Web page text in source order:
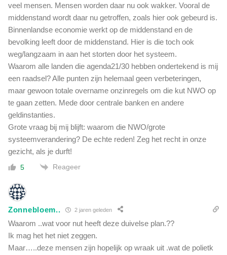
veel mensen. Mensen worden daar nu ook wakker. Vooral de
middenstand wordt daar nu getroffen, zoals hier ook gebeurd is.
Binnenlandse economie werkt op de middenstand en de
bevolking leeft door de middenstand. Hier is die toch ook
weg/langzaam in aan het storten door het systeem.
Waarom alle landen die agenda21/30 hebben ondertekend is mij
een raadsel? Alle punten zijn helemaal geen verbeteringen,
maar gewoon totale overname onzinregels om die kut NWO op
te gaan zetten. Mede door centrale banken en andere
geldinstanties.
Grote vraag bij mij blijft: waarom die NWO/grote
systeemverandering? De echte reden! Zeg het recht in onze
gezicht, als je durft!
5 Reageer
Zonnebloem.. 2 jaren geleden
Waarom ..wat voor nut heeft deze duivelse plan.??
Ik mag het het niet zeggen.
Maar…..deze mensen zijn hopelijk op wraak uit .wat de polietk